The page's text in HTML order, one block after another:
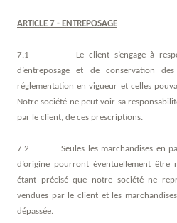
ARTICLE 7 - ENTREPOSAGE
7.1 Le client s’engage à
d’entreposage et de conservation
réglementation en vigueur et celles
Notre société ne peut voir sa
par le client, de ces prescriptions.
7.2 Seules les marchandises en
d’origine pourront éventuellement être
étant précisé que notre société ne
vendues par le client et les
dépassée.